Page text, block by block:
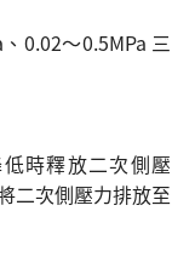
0.02～0.5MPa 三
時釋放二次側壓
二次側壓力排放至